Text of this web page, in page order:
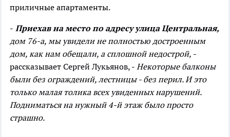
приличные апартаменты.
- Приехав на место по адресу улица Центральная,
дом 76-а, мы увидели не полностью достроенным
дом, как нам обещали, а сплошной недострой, -
рассказывает Сергей Лукьянов, - Некоторые балконы
были без ограждений, лестницы - без перил. И это
только малая толика всех увиденных нарушений.
Подниматься на нужный 4-й этаж было просто
страшно.